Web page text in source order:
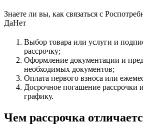
Знаете ли вы, как связаться с
ДаНет
Выбор товара или услуги и
рассрочку;
Оформление документации и
необходимых документов;
Оплата первого взноса или
Досрочное погашение рассрочки
графику.
Чем рассрочка